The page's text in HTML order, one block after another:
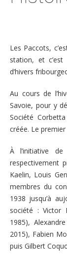
Les Paccots,
station, et
d’hivers
Au cours de
Savoie, pour y
Société
créée. Le
À l’initiative
respectivement
Kaelin, Louis
membres du
1938 jusqu’à
société : Victor
1985),
2015), Fabien
puis Gilbert